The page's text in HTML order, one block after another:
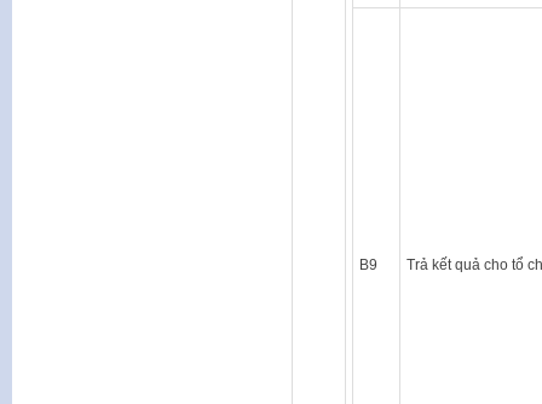
B9 Trả kết quả cho tổ